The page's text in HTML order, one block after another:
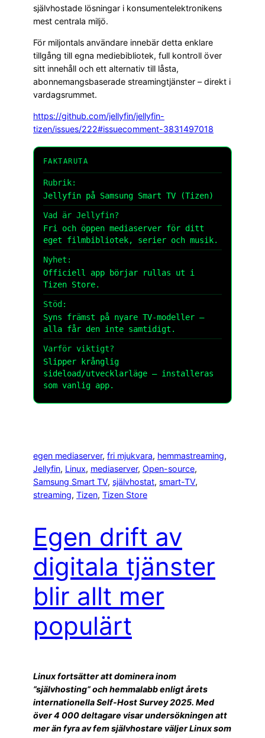
självhostade lösningar i konsumentelektronikens
mest centrala miljö.
För miljontals användare innebär detta enklare
tillgång till egna mediebibliotek, full kontroll över
sitt innehåll och ett alternativ till låsta,
abonnemangsbaserade streamingtjänster – direkt i
vardagsrummet.
https://github.com/jellyfin/jellyfin-
tizen/issues/222#issuecomment-3831497018
FAKTARUTA
Rubrik:
Jellyfin på Samsung Smart TV (Tizen)
Vad är Jellyfin?
Fri och öppen mediaserver för ditt
eget filmbibliotek, serier och musik.
Nyhet:
Officiell app börjar rullas ut i
Tizen Store.
Stöd:
Syns främst på nyare TV-modeller –
alla får den inte samtidigt.
Varför viktigt?
Slipper krånglig
sideload/utvecklarläge – installeras
som vanlig app.
egen mediaserver, fri mjukvara, hemmastreaming
Jellyfin, Linux, mediaserver, Open-source
Samsung Smart TV, självhostat, smart-TV
streaming, Tizen, Tizen Store
Egen drift av
digitala tjänster
blir allt mer
populärt
Linux fortsätter att dominera inom
”självhosting” och hemmalabb enligt årets
internationella Self-Host Survey 2025. Med
över 4 000 deltagare visar undersökningen att
mer än fyra av fem självhostare väljer Linux som